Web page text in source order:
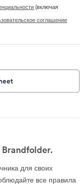
(включая
соглашение
Brandfolder.
для своих
все правила